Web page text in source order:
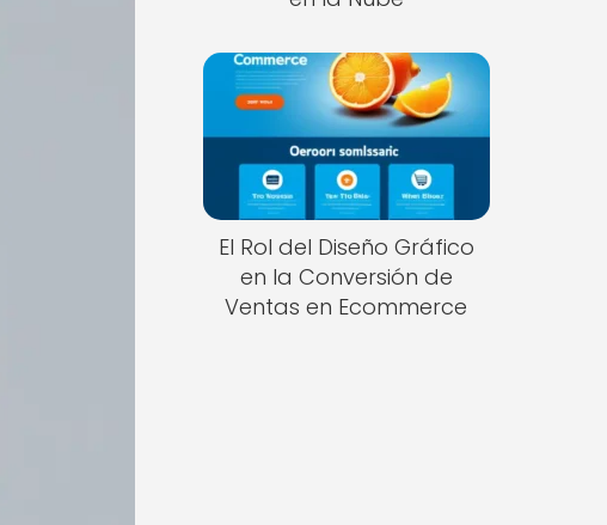
El Rol del Diseño Gráfico
en la Conversión de
Ventas en Ecommerce